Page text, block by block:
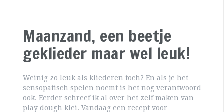
Maanzand, een beetje
geklieder maar wel leuk!
Weinig zo leuk als kliederen toch? En als je het
sensopatisch spelen noemt is het nog verantwoord
ook. Eerder schreef ik al over het zelf maken van
play dough klei. Vandaag een recept voor